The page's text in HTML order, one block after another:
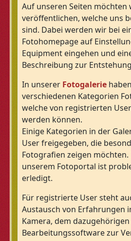
Auf unseren Seiten möchten
veröffentlichen, welche uns
sind. Dabei werden wir bei
Fotohomepage auf
Equipment eingehen und
Beschreibung zur
In unserer Fotogalerie
verschiedenen Kategorien
welche von registrierten
werden können.
Einige Kategorien in der
User freigegeben, die
Fotografien zeigen
unserem Fotoportal ist
erledigt.
Für registrierte User steht
Austausch von Erfahrungen
Kamera, dem
Bearbeitungssoftware zur